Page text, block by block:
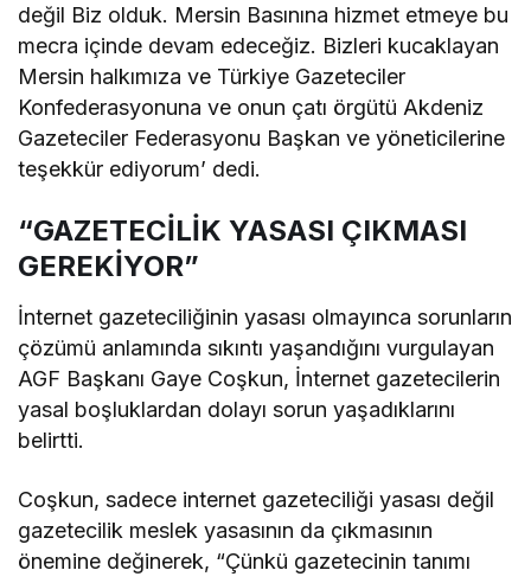
değil Biz olduk. Mersin Basınına hizmet etmeye bu
mecra içinde devam edeceğiz. Bizleri kucaklayan
Mersin halkımıza ve Türkiye Gazeteciler
Konfederasyonuna ve onun çatı örgütü Akdeniz
Gazeteciler Federasyonu Başkan ve yöneticilerine
teşekkür ediyorum’ dedi.
“GAZETECİLİK YASASI ÇIKMASI
GEREKİYOR”
İnternet gazeteciliğinin yasası olmayınca sorunların
çözümü anlamında sıkıntı yaşandığını vurgulayan
AGF Başkanı Gaye Coşkun, İnternet gazetecilerin
yasal boşluklardan dolayı sorun yaşadıklarını
belirtti.
Coşkun, sadece internet gazeteciliği yasası değil
gazetecilik meslek yasasının da çıkmasının
önemine değinerek, “Çünkü gazetecinin tanımı